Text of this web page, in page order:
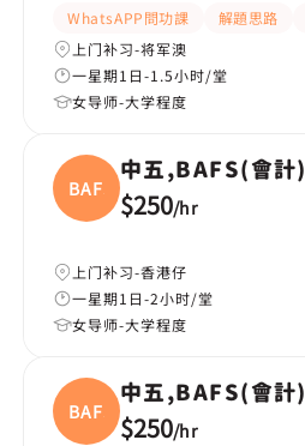
WhatsAPP問功課 解題思路
上门补习-将军澳
一星期1日-1.5小时/堂
女导师-大学程度
BAFS(
中五,BAFS(會計)
$250/hr
上门补习-香港仔
一星期1日-2小时/堂
女导师-大学程度
BAFS(
中五,BAFS(會計)
$250/hr